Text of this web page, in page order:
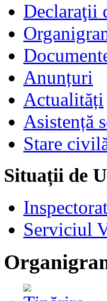
Declaraţii
Anunțuri
Actualități
Asistență
Stare
Situații de
Serviciul